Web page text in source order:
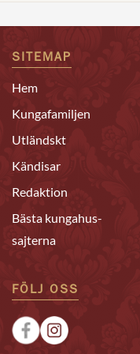
SITEMAP
Hem
Kungafamiljen
Utländskt
Kändisar
Redaktion
Bästa kungahus-
sajterna
FÖLJ OSS